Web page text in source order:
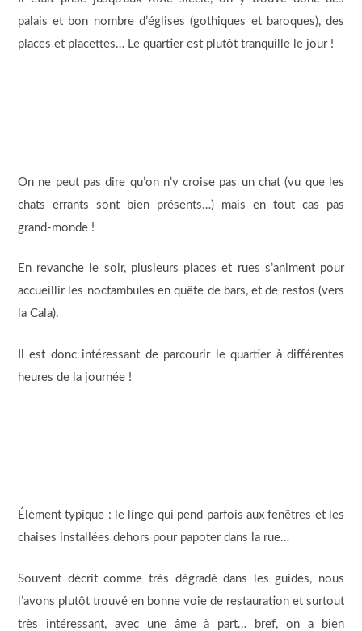
palais et bon nombre d’églises (gothiques et baroques), des
places et placettes… Le quartier est plutôt tranquille le jour !
On ne peut pas dire qu’on n’y croise pas un chat (vu que les
chats errants sont bien présents…) mais en tout cas pas
grand-monde !
En revanche le soir, plusieurs places et rues s’animent pour
accueillir les noctambules en quête de bars, et de restos (vers
la Cala).
Il est donc intéressant de parcourir le quartier à différentes
heures de la journée !
Élément typique : le linge qui pend parfois aux fenêtres et les
chaises installées dehors pour papoter dans la rue…
Souvent décrit comme très dégradé dans les guides, nous
l’avons plutôt trouvé en bonne voie de restauration et surtout
très intéressant, avec une âme à part… bref, on a bien